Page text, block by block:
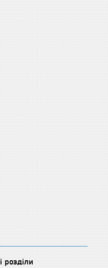
розділи